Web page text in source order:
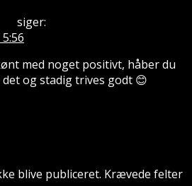
siger:
med noget positivt, håber du
og stadig trives godt 😊
blive publiceret. Krævede felter